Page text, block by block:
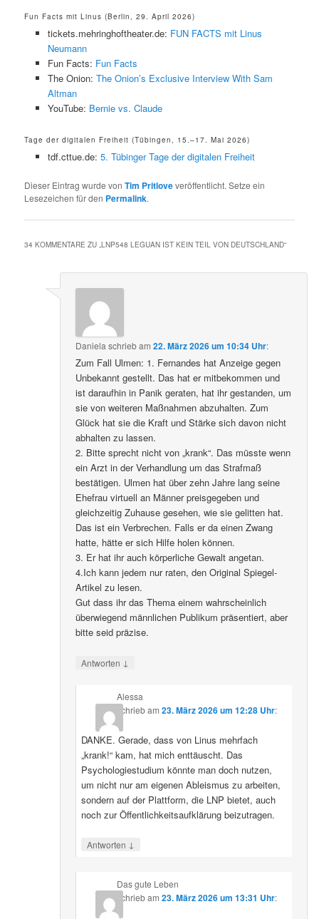
Fun Facts mit Linus (Berlin, 29. April 2026)
tickets.mehringhoftheater.de: FUN FACTS mit Linus
Neumann
Fun Facts: Fun Facts
The Onion: The Onion’s Exclusive Interview With Sam
Altman
YouTube: Bernie vs. Claude
Tage der digitalen Freiheit (Tübingen, 15.–17. Mai 2026)
tdf.cttue.de: 5. Tübinger Tage der digitalen Freiheit
Dieser Eintrag wurde vonTim Pritloveveröffentlicht. Setze ein
Lesezeichen für den Permalink.
34 KOMMENTARE ZU „LNP548 LEGUAN IST KEIN TEIL VON DEUTSCHLAND“
Daniela schriebam22. März 2026 um 10:34 Uhr:
Zum Fall Ulmen: 1. Fernandes hat Anzeige gegen
Unbekannt gestellt. Das hat er mitbekommen und
ist daraufhin in Panik geraten, hat ihr gestanden, um
sie von weiteren Maßnahmen abzuhalten. Zum
Glück hat sie die Kraft und Stärke sich davon nicht
abhalten zu lassen.
2. Bitte sprecht nicht von „krank“. Das müsste wenn
ein Arzt in der Verhandlung um das Strafmaß
bestätigen. Ulmen hat über zehn Jahre lang seine
Ehefrau virtuell an Männer preisgegeben und
gleichzeitig Zuhause gesehen, wie sie gelitten hat.
Das ist ein Verbrechen. Falls er da einen Zwang
hatte, hätte er sich Hilfe holen können.
3. Er hat ihr auch körperliche Gewalt angetan.
4.Ich kann jedem nur raten, den Original Spiegel-
Artikel zu lesen.
Gut dass ihr das Thema einem wahrscheinlich
überwiegend männlichen Publikum präsentiert, aber
bitte seid präzise.
Antworten ↓
Alessa
schriebam 23. März 2026 um 12:28 Uhr:
DANKE. Gerade, dass von Linus mehrfach
„krank!“ kam, hat mich enttäuscht. Das
Psychologiestudium könnte man doch nutzen,
um nicht nur am eigenen Ableismus zu arbeiten,
sondern auf der Plattform, die LNP bietet, auch
noch zur Öffentlichkeitsaufklärung beizutragen.
Antworten ↓
Das gute Leben
schriebam 23. März 2026 um 13:31 Uhr: